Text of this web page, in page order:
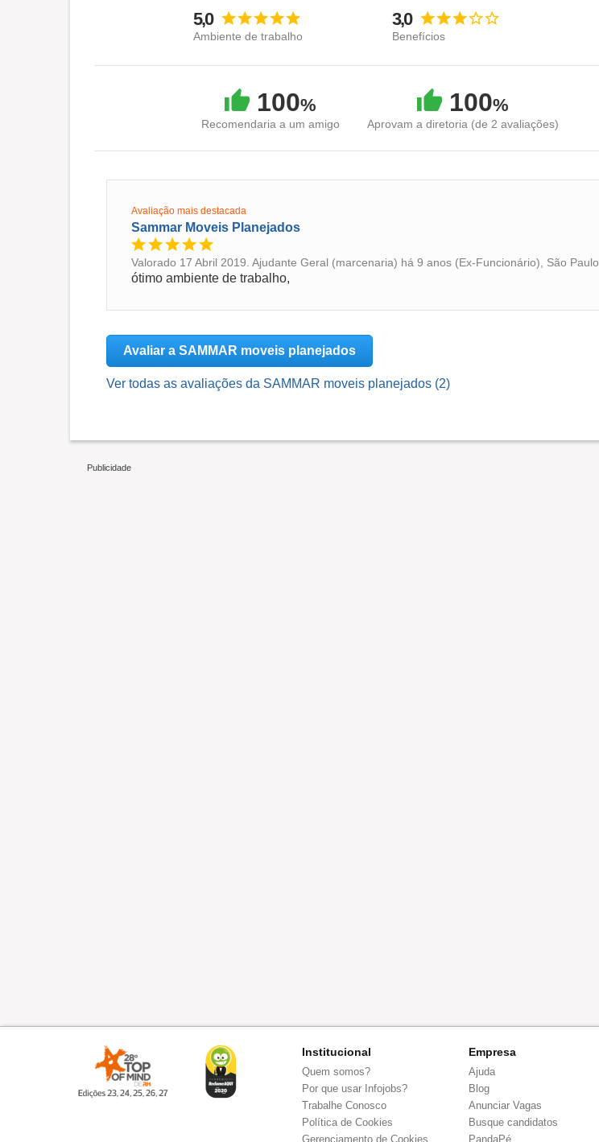
5,0
Ambiente de trabalho
3,0
Benefícios
100%
Recomendaria a um amigo
100%
Aprovam a diretoria (de 2 avaliações)
Avaliação mais destacada
Sammar Moveis Planejados
Valorado 17 Abril 2019. Ajudante Geral (marcenaria) há 9 anos (Ex-Funcionário), São Paulo
ótimo ambiente de trabalho,
Avaliar a SAMMAR moveis planejados
Ver todas as avaliações da SAMMAR moveis planejados (2)
Institucional
Quem somos?
Por que usar Infojobs?
Trabalhe Conosco
Política de Cookies
Gerenciamento de Cookies
Empresa
Ajuda
Blog
Anunciar Vagas
Busque candidatos
PandaPé